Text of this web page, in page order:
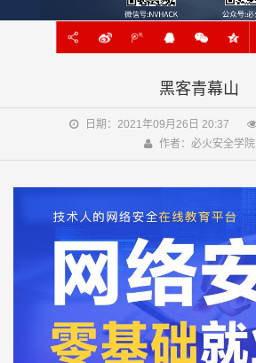
黑客青幕山
日期：2021年09月26日 20:37
作者：必火安全学院